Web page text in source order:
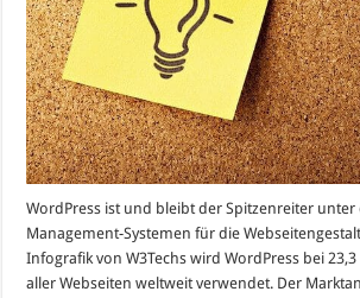
WordPress ist und bleibt der Spitzenreiter
Management-Systemen für die
Infografik von W3Techs wird WordPress bei
aller Webseiten weltweit verwendet. Der